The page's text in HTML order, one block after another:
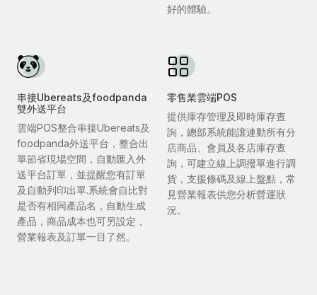
好的體驗。
串接Ubereats及foodpanda
雙外送平台
雲端POS整合串接Ubereats及
foodpanda外送平台，整合出
單節省現場空間，自動匯入外
送平台訂單，並提醒您有訂單
及自動列印出單.系統會自比對
是否有相同產品名，自動生成
產品，商品成本也可另設定，
營業報表及訂單一目了然。
零售業雲端POS
提供庫存管理及即時庫存查
詢，總部系統能讓連動所有分
店商品、會員及各店庫存查
詢，可建立線上調撥單進行調
貨，支援條碼及線上盤點，常
見營業報表供您分析營運狀
況。